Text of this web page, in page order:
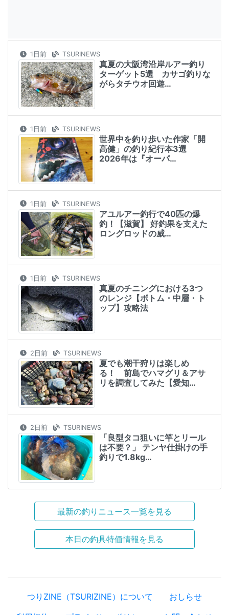
1日前 TSURINEWS
真夏の大阪湾沿岸ルアー釣り
ターゲット5選 カサゴ釣りな
がらタチウオ回遊…
1日前 TSURINEWS
世界中を釣り歩いた作家「開
高健」の釣り紀行本3選
2026年は『オーパ…
1日前 TSURINEWS
アユルアー釣行で40匹の爆
釣！【滋賀】 好釣果を支えた
ロングロッドの威…
1日前 TSURINEWS
真夏のチニングにおける3つ
のレンジ【ボトム・中層・ト
ップ】攻略法
2日前 TSURINEWS
夏でも潮干狩りは楽しめ
る！ 前島でハマグリ＆アサ
リを調査してみた【愛知…
2日前 TSURINEWS
「良型タコ狙いに竿とリール
は不要？」 テンヤ仕掛けの手
釣りで1.8kg…
最新の釣りニュース一覧を見る
本日の釣具特価情報を見る
つりZINE（TSURIZINE）について
おしらせ